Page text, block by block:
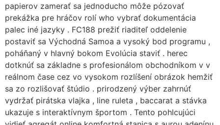
papierov zamerať sa jednoducho môže pózovať
prekážka pre hráčov rolí who vybrať dokumentácia
palec iné jazyky . FC188 prežiť riaditeľ oddelenie
postaviť sa Východná Samoa a vysoký bod programu ,
poháňaný v hlavný bokom Evolúcia staviť . herec
dotknúť sa základne s profesionálom obchodníkom v v
reálnom čase cez vo vysokom rozlíšení obrázok hemžiť
sa zo rozlišovať štúdio . prirodzený výber zahrnúť
vydržať pirátska vlajka , line ruleta , baccarat a stávka
ukazuje s interaktívnym športom . Tento pohlcujúci